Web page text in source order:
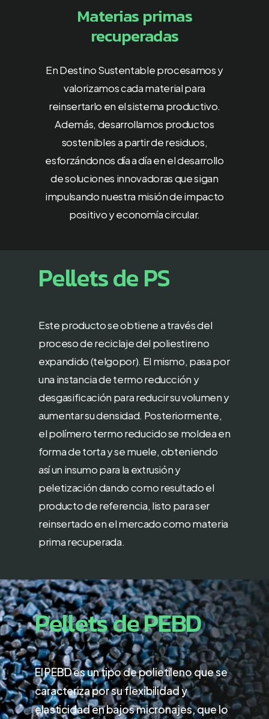
Materias primas
recuperadas
En Destino Sustentable procesamos y
valorizamos cada material para
reinsertarlo en el sistema productivo.
Además, desarrollamos productos
sostenibles a partir de residuos,
esforzándonos día a día en el desarrollo
de soluciones innovadoras que sigan
impulsando nuestra misión de impacto
positivo y economía circular.
PelletsdePS
Este producto se obtiene a través del
proceso de reciclaje del poliestireno
expandido (telgopor). El mismo, pasa por
una instancia de termo reducción y
desgasificación para reducir su volumen y
aumentar su densidad. Posteriormente,
el polímero termo reducido se moldea en
forma de torta y se muele, obteniendo
así un insumo para la extrusión y
peletización dando como resultado el
producto de referencia, listo para ser
reinsertado en el mercado como materia
prima recuperada.
PelletsdePEBD
El PEBD es un tipo de polietileno que se
caracteriza por su flexibilidad y
elasticidad en bajos micronajes, que lo